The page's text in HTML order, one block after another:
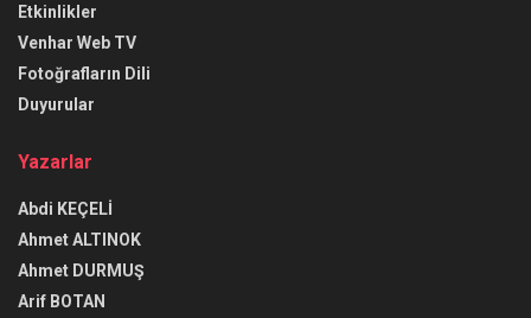
Etkinlikler
Venhar Web TV
Fotoğrafların Dili
Duyurular
Yazarlar
Abdi KEÇELİ
Ahmet ALTINOK
Ahmet DURMUŞ
Arif BOTAN